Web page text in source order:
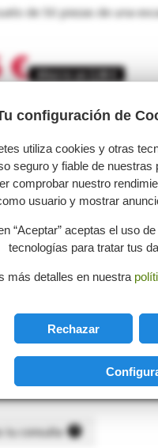
de 50 piezas de una
€
Ahorre un 3,00 €
AÑADIR AL CARRITO
92 x 61 cm
Descripción
-Puzzles-Infantiles
Consultas sobre este
tu consulta help
configuración de
utiliza cookies y otras
seguro y fiable de nuestras
comprobar nuestro
usuario y mostrar
“Aceptar” aceptas el uso
tecnologías para tratar tus
más detalles en nuestra
Rechazar